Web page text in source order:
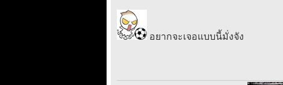
อยากจะเจอแบบนี้มั่งจัง